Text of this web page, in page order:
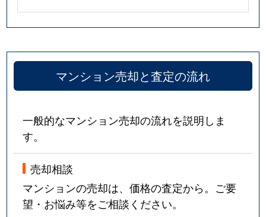
マンション売却と査定の流れ
一般的なマンション売却の流れを説明しま
す。
売却相談
マンションの売却は、価格の査定から。ご要
望・お悩み等をご相談ください。